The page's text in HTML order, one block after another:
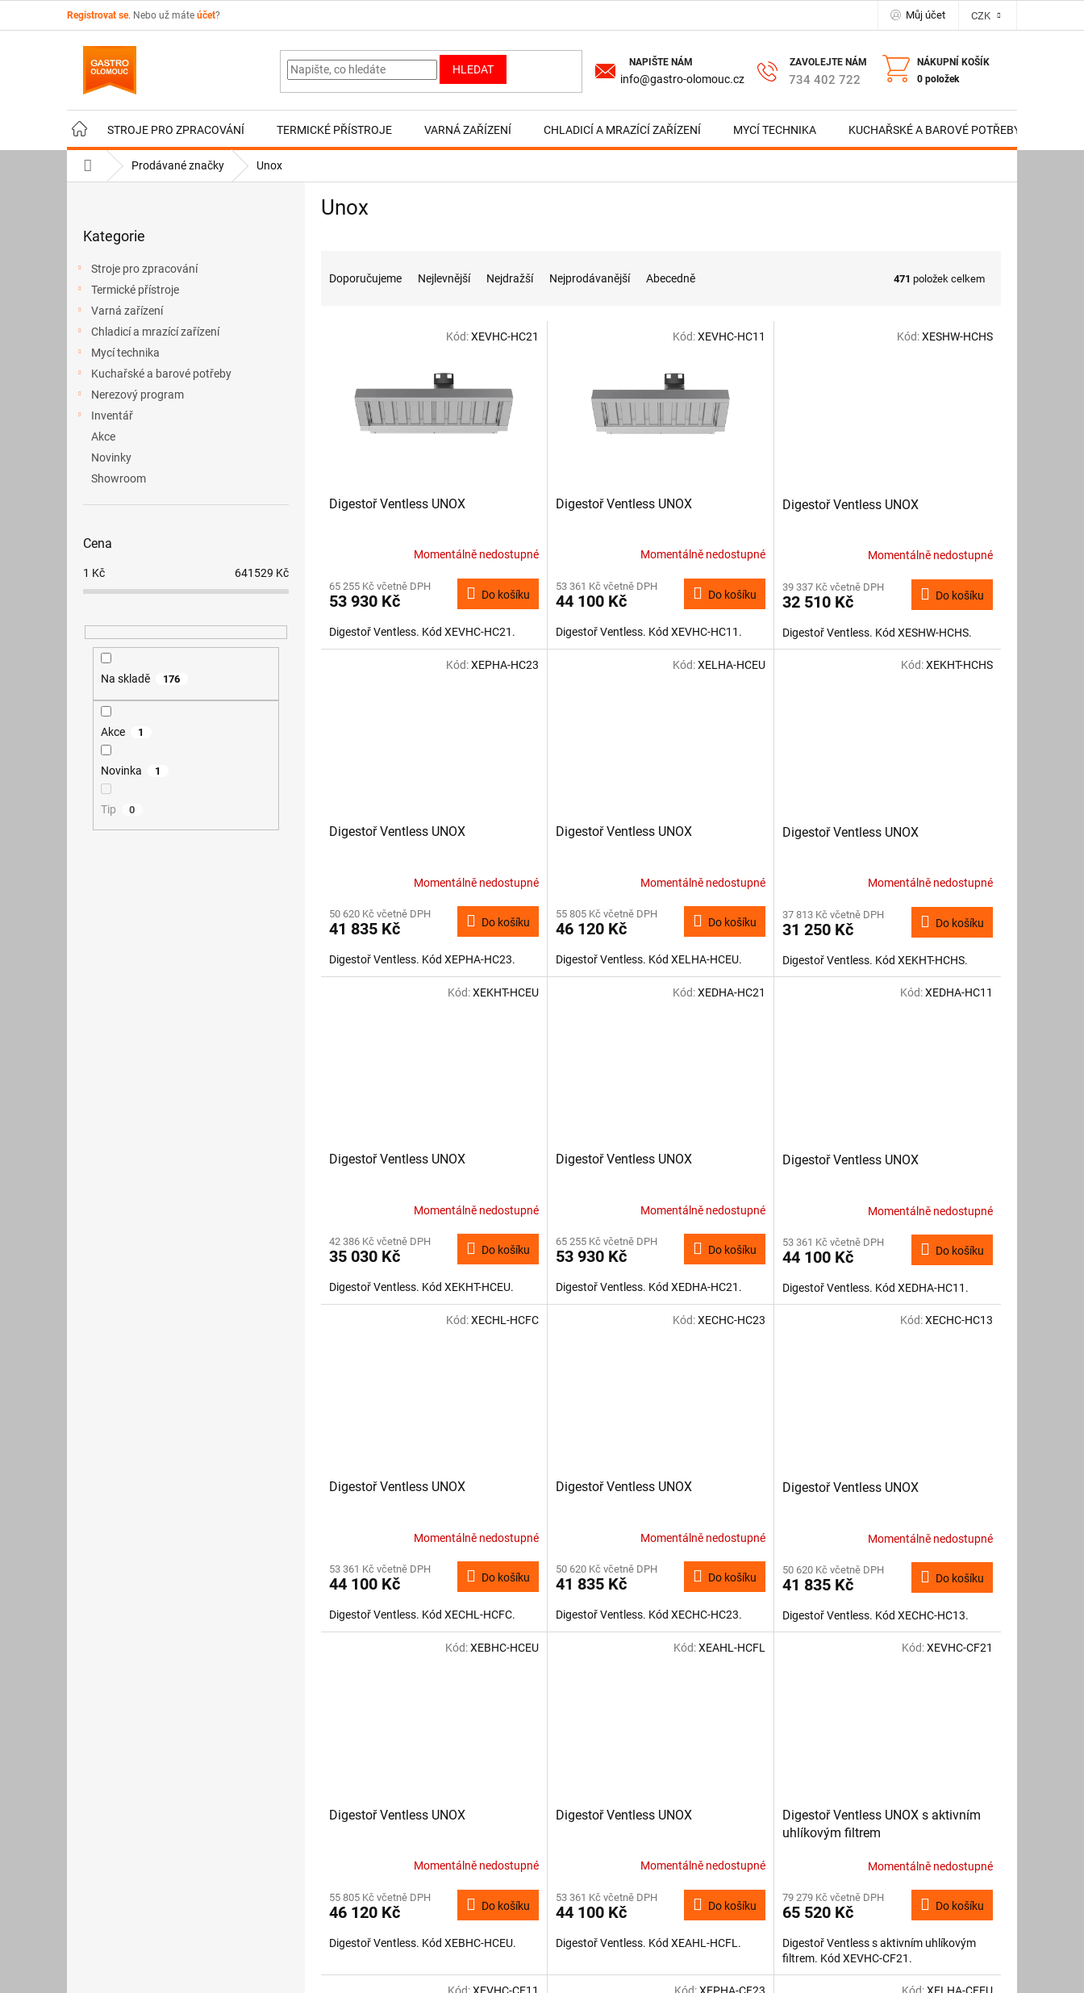
Registrovat se. Nebo už máte účet? Můj účet CZK
HLEDAT
info@gastro-olomouc.cz 734 402 722
NÁKUPNÍ KOŠÍK
0 položek
STROJE PRO ZPRACOVÁNÍ TERMICKÉ PŘÍSTROJE VARNÁ ZAŘÍZENÍ CHLADICÍ A MRAZÍCÍ ZAŘÍZENÍ MYCÍ TECHNIKA KUCHAŘSKÉ A BAROVÉ POTŘEBY
Domů Prodávané značky Unox
kategorie
Kategorie
Stroje pro zpracování
Termické přístroje
Varná zařízení
Chladicí a mrazící zařízení
Mycí technika
Kuchařské a barové potřeby
Nerezový program
Inventář
Akce
Novinky
Showroom
Cena
1 Kč 641529 Kč
Na skladě 176
Akce 1
Novinka 1
Tip 0
Unox
Doporučujeme Nejlevnější Nejdražší Nejprodávanější Abecedně 471 položek celkem
Digestoř Ventless UNOX
Momentálně nedostupné
65 255 Kč včetně DPH
53 930 Kč Do košíku
Digestoř Ventless. Kód XEVHC-HC21.
Kód:XEVHC-HC21
Digestoř Ventless UNOX
Momentálně nedostupné
53 361 Kč včetně DPH
44 100 Kč Do košíku
Digestoř Ventless. Kód XEVHC-HC11.
Kód:XEVHC-HC11
Digestoř Ventless UNOX
Momentálně nedostupné
39 337 Kč včetně DPH
32 510 Kč Do košíku
Digestoř Ventless. Kód XESHW-HCHS.
Kód:XESHW-HCHS
Digestoř Ventless UNOX
Momentálně nedostupné
50 620 Kč včetně DPH
41 835 Kč Do košíku
Digestoř Ventless. Kód XEPHA-HC23.
Kód:XEPHA-HC23
Digestoř Ventless UNOX
Momentálně nedostupné
55 805 Kč včetně DPH
46 120 Kč Do košíku
Digestoř Ventless. Kód XELHA-HCEU.
Kód:XELHA-HCEU
Digestoř Ventless UNOX
Momentálně nedostupné
37 813 Kč včetně DPH
31 250 Kč Do košíku
Digestoř Ventless. Kód XEKHT-HCHS.
Kód:XEKHT-HCHS
Digestoř Ventless UNOX
Momentálně nedostupné
42 386 Kč včetně DPH
35 030 Kč Do košíku
Digestoř Ventless. Kód XEKHT-HCEU.
Kód:XEKHT-HCEU
Digestoř Ventless UNOX
Momentálně nedostupné
65 255 Kč včetně DPH
53 930 Kč Do košíku
Digestoř Ventless. Kód XEDHA-HC21.
Kód:XEDHA-HC21
Digestoř Ventless UNOX
Momentálně nedostupné
53 361 Kč včetně DPH
44 100 Kč Do košíku
Digestoř Ventless. Kód XEDHA-HC11.
Kód:XEDHA-HC11
Digestoř Ventless UNOX
Momentálně nedostupné
53 361 Kč včetně DPH
44 100 Kč Do košíku
Digestoř Ventless. Kód XECHL-HCFC.
Kód:XECHL-HCFC
Digestoř Ventless UNOX
Momentálně nedostupné
50 620 Kč včetně DPH
41 835 Kč Do košíku
Digestoř Ventless. Kód XECHC-HC23.
Kód:XECHC-HC23
Digestoř Ventless UNOX
Momentálně nedostupné
50 620 Kč včetně DPH
41 835 Kč Do košíku
Digestoř Ventless. Kód XECHC-HC13.
Kód:XECHC-HC13
Digestoř Ventless UNOX
Momentálně nedostupné
55 805 Kč včetně DPH
46 120 Kč Do košíku
Digestoř Ventless. Kód XEBHC-HCEU.
Kód:XEBHC-HCEU
Digestoř Ventless UNOX
Momentálně nedostupné
53 361 Kč včetně DPH
44 100 Kč Do košíku
Digestoř Ventless. Kód XEAHL-HCFL.
Kód:XEAHL-HCFL
Digestoř Ventless UNOX s aktivním
uhlíkovým filtrem
Momentálně nedostupné
79 279 Kč včetně DPH
65 520 Kč Do košíku
Digestoř Ventless s aktivním uhlíkovým
filtrem. Kód XEVHC-CF21.
Kód:XEVHC-CF21